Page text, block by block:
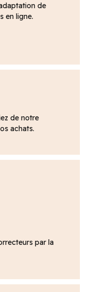
de
en ligne.
de notre
achats.
par la